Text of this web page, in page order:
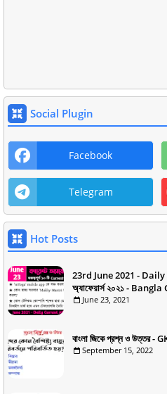
Social Plugin
Facebook
Telegram
Hot Posts
23rd June 2021 -
অ্যাফেয়ার্স ২০২১ -
June 23, 2021
বাংলা জিকে প্রশ্ন ও
September 15, 2022